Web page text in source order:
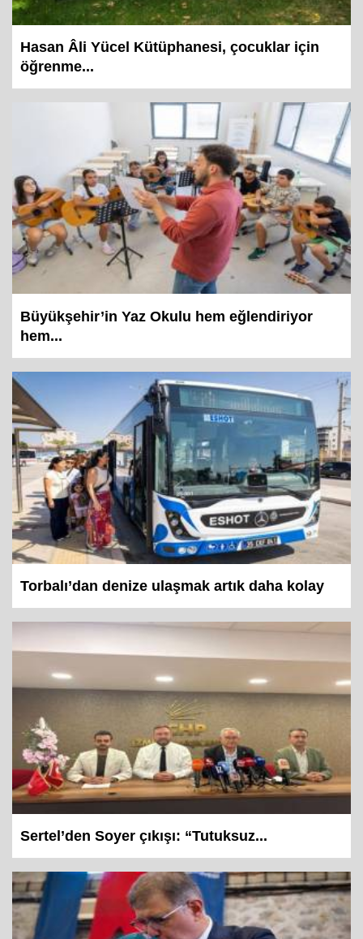
Hasan Âli Yücel Kütüphanesi, çocuklar için
öğrenme...
Büyükşehir’in Yaz Okulu hem eğlendiriyor
hem...
Torbalı’dan denize ulaşmak artık daha kolay
Sertel’den Soyer çıkışı: “Tutuksuz...